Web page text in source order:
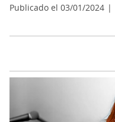
Publicado el 03/01/2024